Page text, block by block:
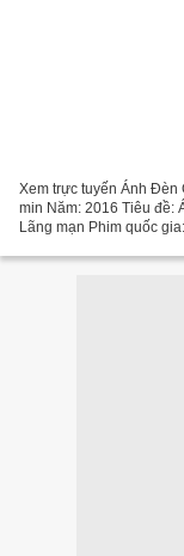
Xem trực tuyến Ánh
min Năm: 2016 Tiêu đề:
Lãng mạn Phim quốc